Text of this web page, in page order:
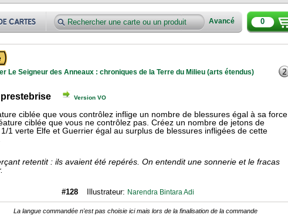
Avancé 0
Le Seigneur des Anneaux : chroniques de la Terre du Milieu (arts étendus)
Version VO
ciblée que vous contrôlez inflige un nombre de blessures égal à sa force
ciblée que vous ne contrôlez pas. Créez un nombre de jetons de
1 verte Elfe et Guerrier égal au surplus de blessures infligées de cette
retentit : ils avaient été repérés. On entendit une sonnerie et le fracas
#128 Illustrateur: Narendra Bintara Adi
La langue commandée n'est pas choisie ici mais lors de la finalisation de la commande